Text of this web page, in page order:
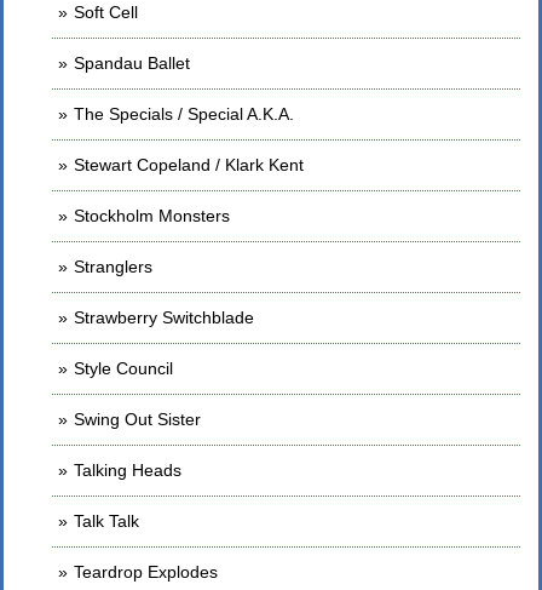
Soft Cell
Spandau Ballet
The Specials / Special A.K.A.
Stewart Copeland / Klark Kent
Stockholm Monsters
Stranglers
Strawberry Switchblade
Style Council
Swing Out Sister
Talking Heads
Talk Talk
Teardrop Explodes